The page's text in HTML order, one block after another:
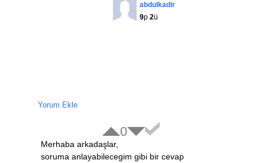
abdulkadir
9p 2ü
Yorum Ekle
0
Merhaba arkadaşlar,
soruma anlayabilecegim gibi bir cevap